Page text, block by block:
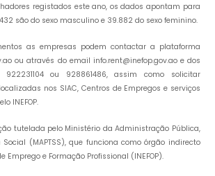
registados este ano, os dados apontam para
são do sexo masculino e 39.882 do sexo feminino.
as empresas podem contactar a plataforma
ou através do email info.rent@inefop.gov.ao e dos
922231104 ou 928861486, assim como solicitar
nos SIAC, Centros de Empregos e serviços
INEFOP.
tutelada pelo Ministério da Administração Pública,
(MAPTSS), que funciona como órgão indirecto
Emprego e Formação Profissional (INEFOP).